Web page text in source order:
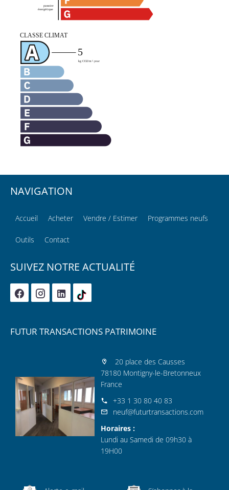
NAVIGATION
Accueil Acheter Vendre / Estimer Programmes neufs
Outils Contact
SUIVEZ NOTRE ACTUALITÉ
FUTUR TRANSACTIONS PATRIMOINE
20 place des Causses
78180 Montigny-le-Bretonneux
France
+33 1 30 80 40 83
neuf@futurtransactions.com
Horaires :
Lundi au Samedi de 09h30 à
19H00